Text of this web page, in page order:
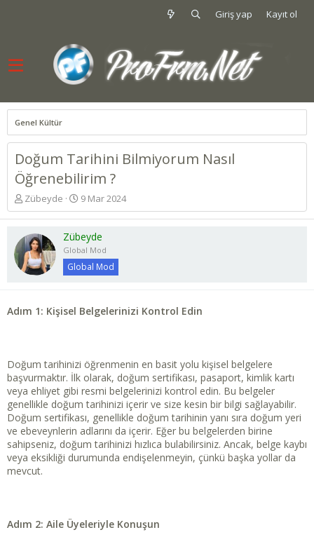
Giriş yap Kayıt ol
Genel Kültür
Doğum Tarihini Bilmiyorum Nasıl
Öğrenebilirim ?
K
o
n
u
y
u
b
l
n
Zübeyde
B
a
ş
l
a
n
g
t
h
i
9 Mar 2024
Zübeyde
Global Mod
Global Mod
Adım 1: Kişisel Belgelerinizi Kontrol Edin
Doğum tarihinizi öğrenmenin en basit yolu kişisel belgelere
başvurmaktır. İlk olarak, doğum sertifikası, pasaport, kimlik kartı
veya ehliyet gibi resmi belgelerinizi kontrol edin. Bu belgeler
genellikle doğum tarihinizi içerir ve size kesin bir bilgi sağlayabilir.
Doğum sertifikası, genellikle doğum tarihinin yanı sıra doğum yeri
ve ebeveynlerin adlarını da içerir. Eğer bu belgelerden birine
sahipseniz, doğum tarihinizi hızlıca bulabilirsiniz. Ancak, belge kaybı
veya eksikliği durumunda endişelenmeyin, çünkü başka yollar da
mevcut.
Adım 2: Aile Üyeleriyle Konuşun